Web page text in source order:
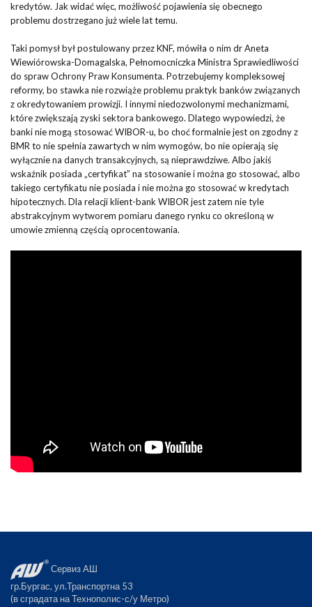
kredytów. Jak widać więc, możliwość pojawienia się obecnego
problemu dostrzegano już wiele lat temu.
Taki pomysł był postulowany przez KNF, mówiła o nim dr Aneta
Wiewiórowska-Domagalska, Pełnomocniczka Ministra Sprawiedliwości
do spraw Ochrony Praw Konsumenta. Potrzebujemy kompleksowej
reformy, bo stawka nie rozwiąże problemu praktyk banków związanych
z okredytowaniem prowizji. I innymi niedozwolonymi mechanizmami,
które zwiększają zyski sektora bankowego. Dlatego wypowiedzi, że
banki nie mogą stosować WIBOR-u, bo choć formalnie jest on zgodny z
BMR to nie spełnia zawartych w nim wymogów, bo nie opierają się
wyłącznie na danych transakcyjnych, są nieprawdziwe. Albo jakiś
wskaźnik posiada „certyfikat” na stosowanie i można go stosować, albo
takiego certyfikatu nie posiada i nie można go stosować w kredytach
hipotecznych. Dla relacji klient-bank WIBOR jest zatem nie tyle
abstrakcyjnym wytworem pomiaru danego rynku co określoną w
umowie zmienną częścią oprocentowania.
Сервиз АШ
гр.Бургас, ул.Транспортна 53
(в сградата на Технополис-с/у Метро)